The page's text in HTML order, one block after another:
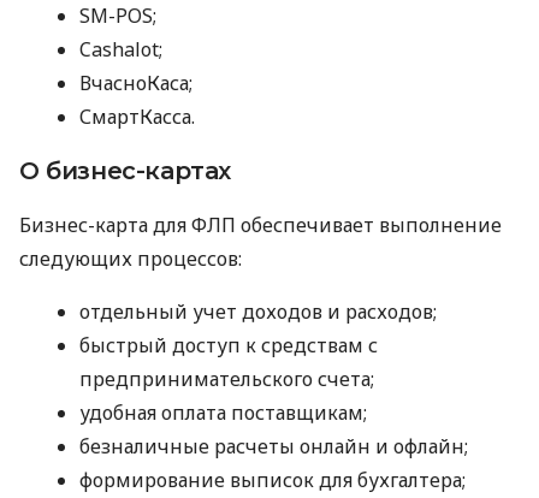
SM-POS;
Cashalot;
ВчасноКаса;
СмартКасса.
О бизнес-картах
Бизнес-карта для ФЛП обеспечивает выполнение
следующих процессов:
отдельный учет доходов и расходов;
быстрый доступ к средствам с
предпринимательского счета;
удобная оплата поставщикам;
безналичные расчеты онлайн и офлайн;
формирование выписок для бухгалтера;